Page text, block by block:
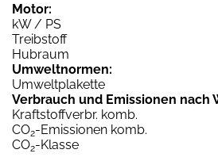
Motor:
kW / PS
Treibstoff
Hubraum
Umweltnormen:
Umweltplakette
Verbrauch und Emissionen nach
Kraftstoffverbr. komb.
CO2-Emissionen komb.
CO2-Klasse